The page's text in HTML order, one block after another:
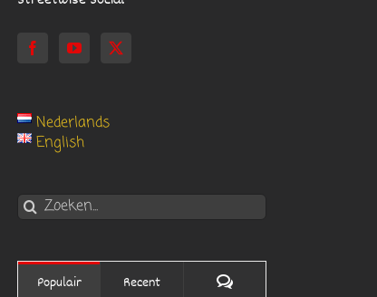
Nederlands
English
Zoeken
naar:
Populair Recent Reacties